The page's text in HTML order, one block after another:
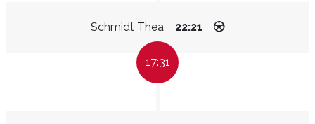
Schmidt Thea 22:21
17:31